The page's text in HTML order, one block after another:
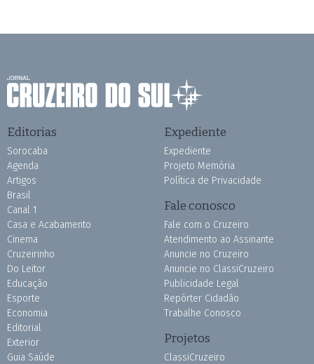
Editorias
Sorocaba
Agenda
Artigos
Brasil
Canal 1
Casa e Acabamento
Cinema
Cruzeirinho
Do Leitor
Educação
Esporte
Economia
Editorial
Exterior
Guia Saúde
Expediente
Expediente
Projeto Memória
Política de Privacidade
Fale conosco
Fale com o Cruzeiro
Atendimento ao Assinante
Anuncie no Cruzeiro
Anuncie no ClassiCruzeiro
Publicidade Legal
Repórter Cidadão
Trabalhe Conosco
Projetos
ClassiCruzeiro